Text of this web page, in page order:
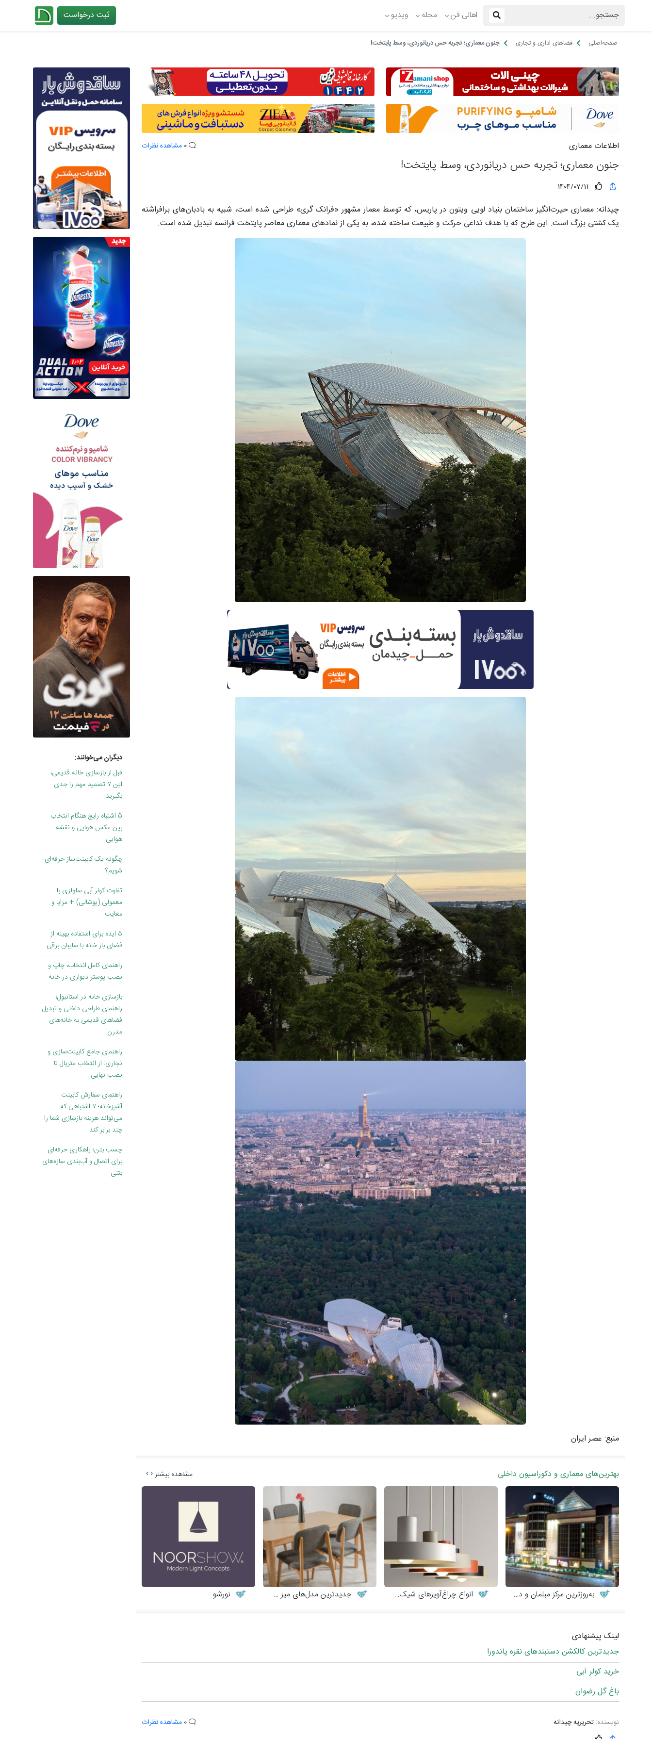
اهالی فن مجله ویدیو ثبت درخواست
صفحه‌اصلی فضاهای اداری و تجاری جنون معماری؛ تجربه حس دریانوردی، وسط پایتخت!
اطلاعات معماری مشاهده نظرات
جنون معماری؛ تجربه حس دریانوردی، وسط پایتخت!
1404/07/11
چیدانه: معماری حیرت‌انگیز ساختمان بنیاد لویی ویتون در پاریس، که توسط معمار مشهور «فرانک گری» طراحی شده است، شبیه به بادبان‌های برافراشته
یک کشتی بزرگ است. این طرح که با هدف تداعی حرکت و طبیعت ساخته شده، به یکی از نمادهای معماری معاصر پایتخت فرانسه تبدیل شده است.
منبع: عصر ایران
بهترین‌های معماری و دکوراسیون داخلی مشاهده بیشتر
به‌روزترین مرکز مبلمان و دکوراسیون انواع چراغ‌آویزهای شیک و مدرن جدیدترین مدل‌های میز و صندلی چوبی مدرن نورشو
لینک پیشنهادی
جدیدترین کالکشن دستبندهای نقره پاندورا
خرید کولر آبی
باغ گل رضوان
نویسنده: تحریریه چیدانه مشاهده نظرات
دیگران می‌خوانند:
قبل از بازسازی خانه قدیمی،
این ۷ تصمیم مهم را جدی
بگیرید
5 اشتباه رایج هنگام انتخاب
بین عکس هوایی و نقشه
هوایی
چگونه یک کابینت‌ساز حرفه‌ای
شویم؟
تفاوت کولر آبی سلولزی با
معمولی (پوشالی) + مزایا و
معایب
۵ ایده برای استفاده بهینه از
فضای باز خانه با سایبان برقی
راهنمای کامل انتخاب، چاپ و
نصب پوستر دیواری در خانه
بازسازی خانه در استانبول؛
راهنمای طراحی داخلی و تبدیل
فضاهای قدیمی به خانه‌های
مدرن
راهنمای جامع کابینت‌سازی و
نجاری: از انتخاب متریال تا
نصب نهایی
راهنمای سفارش کابینت
آشپزخانه؛ ۷ اشتباهی که
می‌تواند هزینه بازسازی شما را
چند برابر کند
چسب بتن؛ راهکاری حرفه‌ای
برای اتصال و آب‌بندی سازه‌های
بتنی